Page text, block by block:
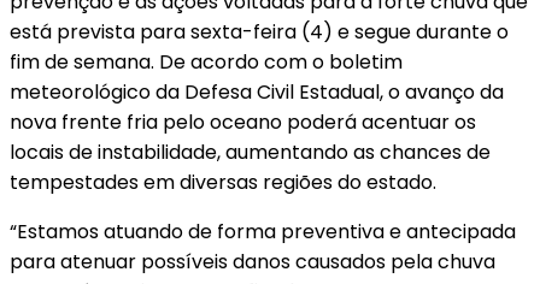
está prevista para sexta-feira (4) e segue durante o
fim de semana. De acordo com o boletim
meteorológico da Defesa Civil Estadual, o avanço da
nova frente fria pelo oceano poderá acentuar os
locais de instabilidade, aumentando as chances de
tempestades em diversas regiões do estado.
“Estamos atuando de forma preventiva e antecipada
para atenuar possíveis danos causados pela chuva